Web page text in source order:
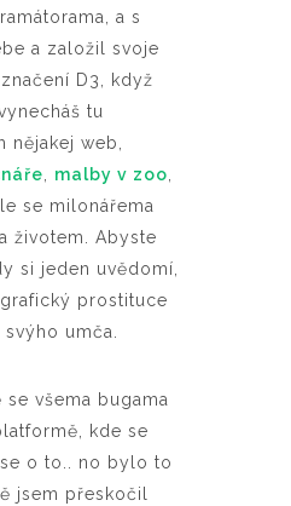
a s
a založil svoje
D3, když
tu
web,
malby v zoo
se milonářema
životem. Abyste
si jeden uvědomí,
prostituce
umča.
všema bugama
kde se
o to.. no bylo to
jsem přeskočil